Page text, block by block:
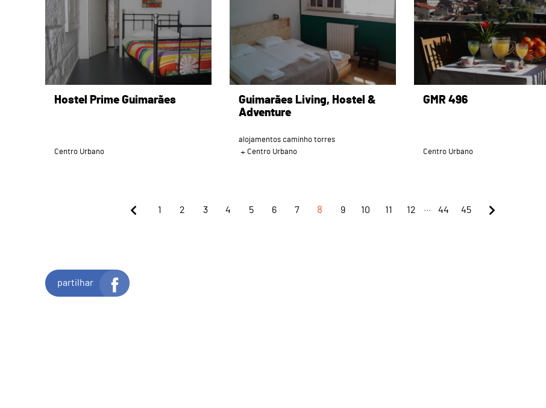
Hostel Prime Guimarães
Centro Urbano
Guimarães Living, Hostel &
Adventure
alojamentos caminho torres
Centro Urbano
GMR 496
Centro Urbano
1 2 3 4 5 6 7 8 9 10 11 12 44 45
partilhar